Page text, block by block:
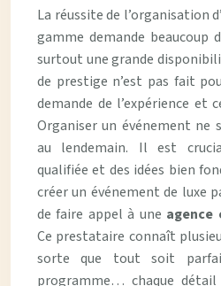
La réussite de l’organisation
gamme demande beaucoup
surtout une grande
de prestige n’est pas fait
demande de l’expérience et
Organiser un événement ne
au lendemain. Il est
qualifiée et des idées bien
créer un événement de luxe
de faire appel à une agence
Ce prestataire connaît
sorte que tout soit
programme… chaque